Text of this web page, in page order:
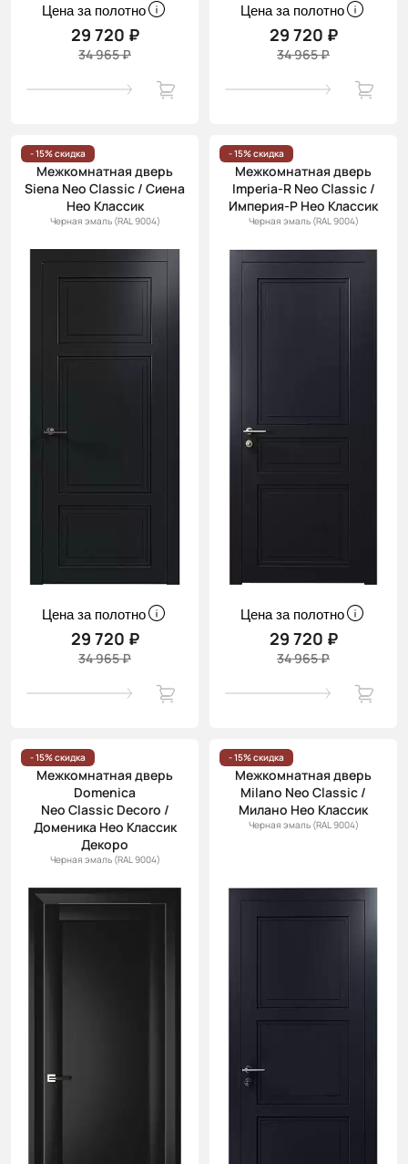
Цена за полотно
29 720 ₽
34 965 ₽
Цена за полотно
29 720 ₽
34 965 ₽
- 15% скидка
Межкомнатная дверь
Siena Neo Classic / Сиена
Нео Классик
Черная эмаль (RAL 9004)
Цена за полотно
29 720 ₽
34 965 ₽
- 15% скидка
Межкомнатная дверь
Imperia-R Neo Classic /
Империя-Р Нео Классик
Черная эмаль (RAL 9004)
Цена за полотно
29 720 ₽
34 965 ₽
- 15% скидка
Межкомнатная дверь
Domenica
Neo Classic Decoro /
Доменика Нео Классик
Декоро
Черная эмаль (RAL 9004)
- 15% скидка
Межкомнатная дверь
Milano Neo Classic /
Милано Нео Классик
Черная эмаль (RAL 9004)